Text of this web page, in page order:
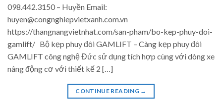
098.442.3150 – Huyền Email:
huyen@congnghiepvietxanh.com.vn
https://thangnangvietnhat.com/san-pham/bo-kep-phuy-doi-
gamlift/ Bộ kẹp phuy đôi GAMLIFT – Càng kẹp phuy đôi
GAMLIFT công nghệ Đức sử dụng tích hợp cùng với dòng xe
nâng động cơ với thiết kế 2 […]
CONTINUE READING →